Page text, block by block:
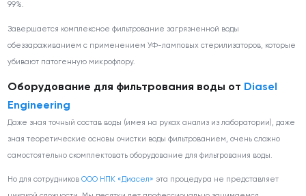
99%.
Завершается комплексное фильтрование загрязненной воды
обеззараживанием с применением УФ-ламповых стерилизаторов, которые
убивают патогенную микрофлору.
Оборудование для фильтрования воды от Diasel
Engineering
Даже зная точный состав воды (имея на руках анализ из лаборатории), даже
зная теоретические основы очистки воды фильтрованием, очень сложно
самостоятельно скомплектовать оборудование для фильтрования воды.
Но для сотрудниковООО НПК «Диасел» эта процедура не представляет